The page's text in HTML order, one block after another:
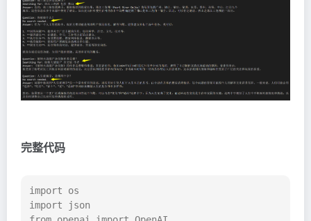
完整代码
import os
import json